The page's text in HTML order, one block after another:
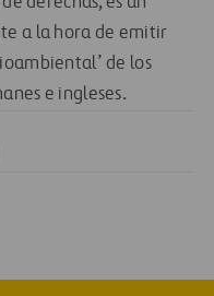
a la hora de emitir
de los
e ingleses.